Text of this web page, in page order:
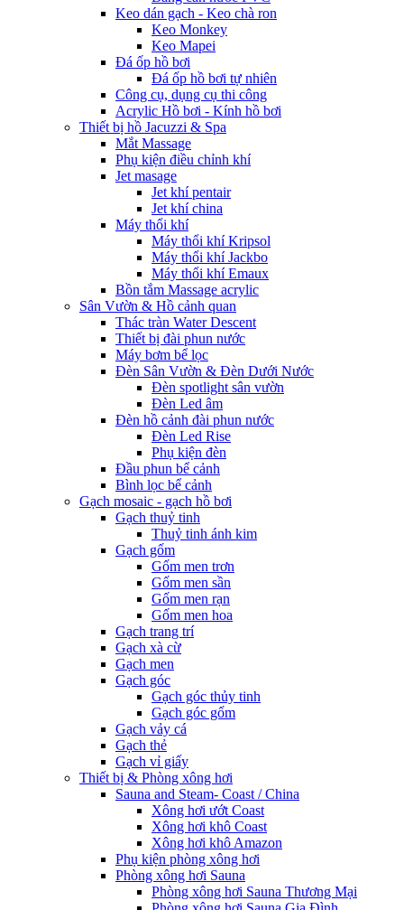
Keo dán gạch - Keo chà ron
Keo Monkey
Keo Mapei
Đá ốp hồ bơi
Đá ốp hồ bơi tự nhiên
Công cụ, dụng cụ thi công
Acrylic Hồ bơi - Kính hồ bơi
Thiết bị hồ Jacuzzi & Spa
Mắt Massage
Phụ kiện điều chỉnh khí
Jet masage
Jet khí pentair
Jet khí china
Máy thổi khí
Máy thổi khí Kripsol
Máy thổi khí Jackbo
Máy thổi khí Emaux
Bồn tắm Massage acrylic
Sân Vườn & Hồ cảnh quan
Thác tràn Water Descent
Thiết bị đài phun nước
Máy bơm bể lọc
Đèn Sân Vườn & Đèn Dưới Nước
Đèn spotlight sân vườn
Đèn Led âm
Đèn hồ cảnh đài phun nước
Đèn Led Rise
Phụ kiện đèn
Đầu phun bể cảnh
Bình lọc bể cảnh
Gạch mosaic - gạch hồ bơi
Gạch thuỷ tinh
Thuỷ tinh ánh kim
Gạch gốm
Gốm men trơn
Gốm men sần
Gốm men rạn
Gốm men hoa
Gạch trang trí
Gạch xà cừ
Gạch men
Gạch góc
Gạch góc thủy tinh
Gạch góc gốm
Gạch vảy cá
Gạch thẻ
Gạch vỉ giấy
Thiết bị & Phòng xông hơi
Sauna and Steam- Coast / China
Xông hơi ướt Coast
Xông hơi khô Coast
Xông hơi khô Amazon
Phụ kiện phòng xông hơi
Phòng xông hơi Sauna
Phòng xông hơi Sauna Thương Mại